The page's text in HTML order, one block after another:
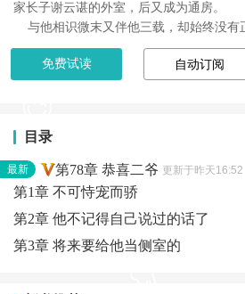
家长子谢云谌的外室，后又成为通房。
与他相识微末又伴他三载，却始终没有
直到陪他再回京中，她谨小慎微不贪图
免费试读 自动订阅
目录
最新 第78章 恭喜二爷 更新于昨天16:52
第1章 不可恃宠而骄
第2章 他不记得自己说过的话了
第3章 将来要给他当侧室的